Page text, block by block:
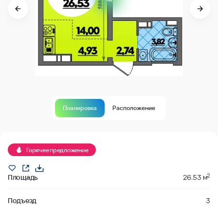
Планировка Расположение
Горячее предложение
Площадь 26.53 м2
Подъезд 3